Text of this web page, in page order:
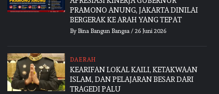
PRAMONO ANUNG, JAKARTA DINILAI
BERGERAK KE ARAH YANG TEPAT
By Bina Bangun Bangsa/ 26 Juni 2026
DAERAH
KEARIFAN LOKAL KAILI, KETAKWAAN
ISLAM, DAN PELAJARAN BESAR DARI
TRAGEDI PALU